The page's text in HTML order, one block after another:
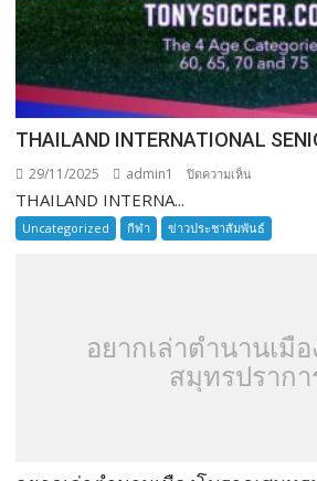
THAILAND INTERNATIONAL
29/11/2025 admin1 ปิดความเห็น
SENIOR
THAILAND INTERNA...
Uncategorized กีฬา ข่าวประชาสัมพันธ์
อยากเล่าตำนานเมื
สมุทรปรากา